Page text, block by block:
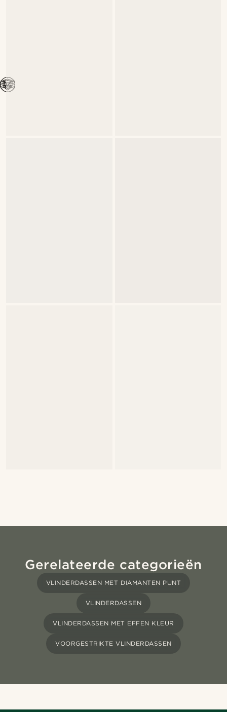
Gerelateerde categorieën
VLINDERDASSEN MET DIAMANTEN PUNT
VLINDERDASSEN
VLINDERDASSEN MET EFFEN KLEUR
VOORGESTRIKTE VLINDERDASSEN